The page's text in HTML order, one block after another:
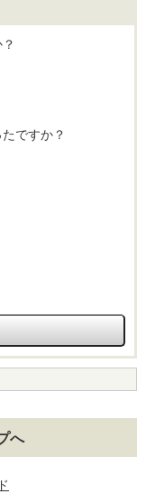
ですか？
へ